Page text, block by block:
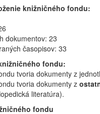
knižničného fondu:
dokumentov: 23
časopisov: 33
fondu:
tvoria dokumenty z
tvoria dokumenty z
literatúra).
fondu